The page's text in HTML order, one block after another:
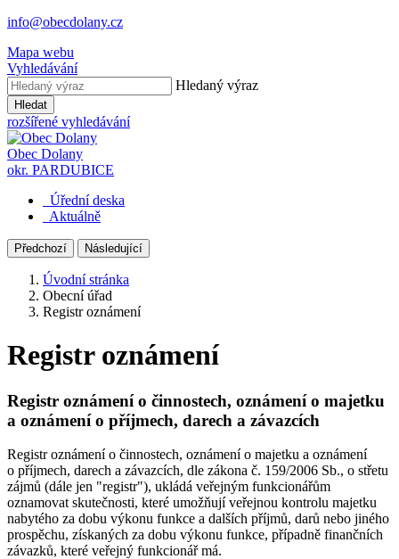
info@obecdolany.cz
Mapa webu
Vyhledávání
Hledaný výraz
Hledat
rozšířené vyhledávání
Obec Dolany
okr. PARDUBICE
Úřední deska
Aktuálně
Předchozí Následující
Úvodní stránka
Obecní úřad
Registr oznámení
Registr oznámení
Registr oznámení o činnostech, oznámení o majetku
a oznámení o příjmech, darech a závazcích
Registr oznámení o činnostech, oznámení o majetku a oznámení
o příjmech, darech a závazcích, dle zákona č. 159/2006 Sb., o střetu
zájmů (dále jen "registr"), ukládá veřejným funkcionářům
oznamovat skutečnosti, které umožňují veřejnou kontrolu majetku
nabytého za dobu výkonu funkce a dalších příjmů, darů nebo jiného
prospěchu, získaných za dobu výkonu funkce, případně finančních
závazků, které veřejný funkcionář má.